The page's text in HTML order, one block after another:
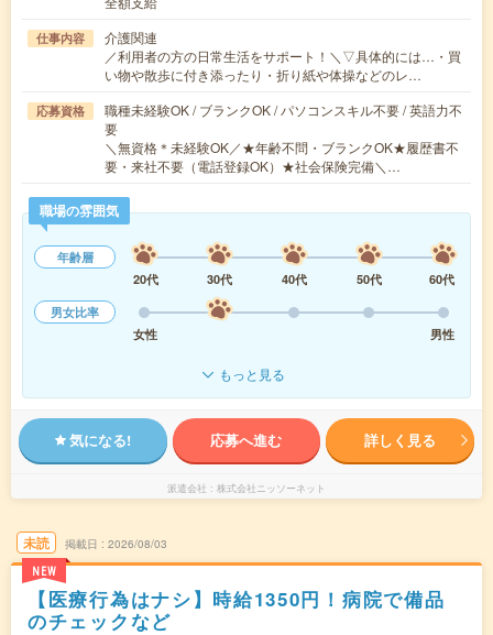
仕事内容
介護関連
／利用者の方の日常生活をサポート！＼▽具体的には…・買
い物や散歩に付き添ったり・折り紙や体操などのレ…
応募資格
職種未経験OK / ブランクOK / パソコンスキル不要 / 英語力不
要
＼無資格＊未経験OK／★年齢不問・ブランクOK★履歴書不
要・来社不要（電話登録OK）★社会保険完備＼…
職場の雰囲気
年齢層
20代
30代 40代 50代
60代
男女比率
女性
男性
もっと見る
気になる! 応募へ進む 詳しく見る
派遣会社 株式会社ニッソーネット
未読
NEW
掲載日 2026/08/03
【医療行為はナシ】時給1350円！病院で備品
のチェックなど